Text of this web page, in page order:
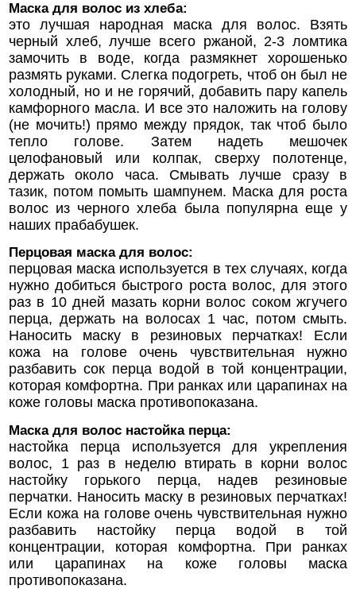
Маска для волос из хлеба:
это лучшая народная маска для волос. Взять
черный хлеб, лучше всего ржаной, 2-3 ломтика
замочить в воде, когда размякнет хорошенько
размять руками. Слегка подогреть, чтоб он был не
холодный, но и не горячий, добавить пару капель
камфорного масла. И все это наложить на голову
(не мочить!) прямо между прядок, так чтоб было
тепло голове. Затем надеть мешочек
целофановый или колпак, сверху полотенце,
держать около часа. Смывать лучше сразу в
тазик, потом помыть шампунем. Маска для роста
волос из черного хлеба была популярна еще у
наших прабабушек.
Перцовая маска для волос:
перцовая маска используется в тех случаях, когда
нужно добиться быстрого роста волос, для этого
раз в 10 дней мазать корни волос соком жгучего
перца, держать на волосах 1 час, потом смыть.
Наносить маску в резиновых перчатках! Если
кожа на голове очень чувствительная нужно
разбавить сок перца водой в той концентрации,
которая комфортна. При ранках или царапинах на
коже головы маска противопоказана.
Маска для волос настойка перца:
настойка перца используется для укрепления
волос, 1 раз в неделю втирать в корни волос
настойку горького перца, надев резиновые
перчатки. Наносить маску в резиновых перчатках!
Если кожа на голове очень чувствительная нужно
разбавить настойку перца водой в той
концентрации, которая комфортна. При ранках
или царапинах на коже головы маска
противопоказана.